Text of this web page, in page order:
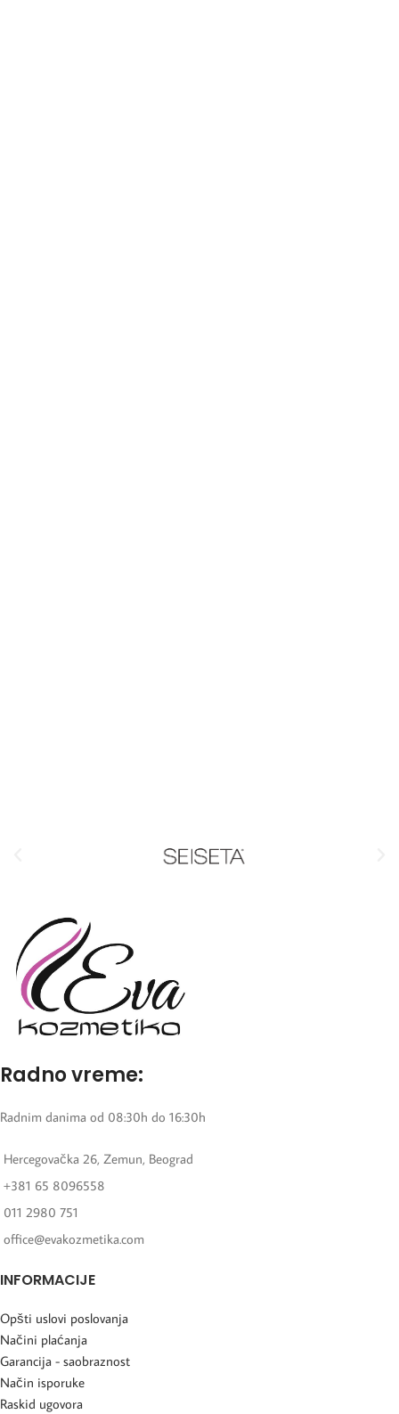
Radno vreme:
Radnim danima od 08:30h do 16:30h
Hercegovačka 26, Zemun, Beograd
+381 65 8096558
011 2980 751
office@evakozmetika.com
INFORMACIJE
Opšti uslovi poslovanja
Načini plaćanja
Garancija - saobraznost
Način isporuke
Raskid ugovora